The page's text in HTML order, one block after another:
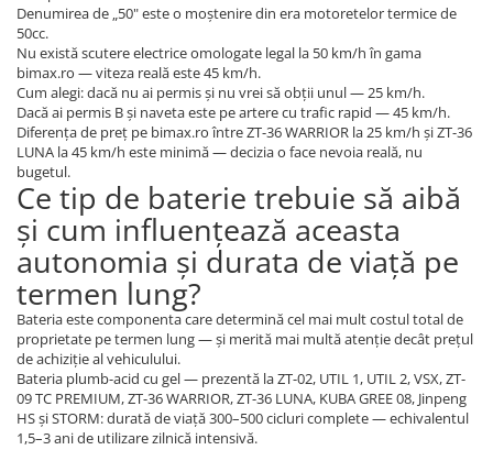
Denumirea de „50" este o moștenire din era motoretelor termice de
50cc.
Nu există scutere electrice omologate legal la 50 km/h în gama
bimax.ro — viteza reală este 45 km/h.
Cum alegi: dacă nu ai permis și nu vrei să obții unul — 25 km/h.
Dacă ai permis B și naveta este pe artere cu trafic rapid — 45 km/h.
Diferența de preț pe bimax.ro între ZT-36 WARRIOR la 25 km/h și ZT-36
LUNA la 45 km/h este minimă — decizia o face nevoia reală, nu
bugetul.
Ce tip de baterie trebuie să aibă
și cum influențează aceasta
autonomia și durata de viață pe
termen lung?
Bateria este componenta care determină cel mai mult costul total de
proprietate pe termen lung — și merită mai multă atenție decât prețul
de achiziție al vehiculului.
Bateria plumb-acid cu gel — prezentă la ZT-02, UTIL 1, UTIL 2, VSX, ZT-
09 TC PREMIUM, ZT-36 WARRIOR, ZT-36 LUNA, KUBA GREE 08, Jinpeng
HS și STORM: durată de viață 300–500 cicluri complete — echivalentul
1,5–3 ani de utilizare zilnică intensivă.